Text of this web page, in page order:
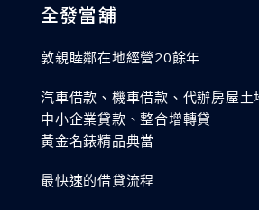
全發當舖
敦親睦鄰在地經營20餘年
汽車借款、機車借款、代辦房屋土
中小企業貸款、整合增轉貸
黃金名錶精品典當
最快速的借貸流程